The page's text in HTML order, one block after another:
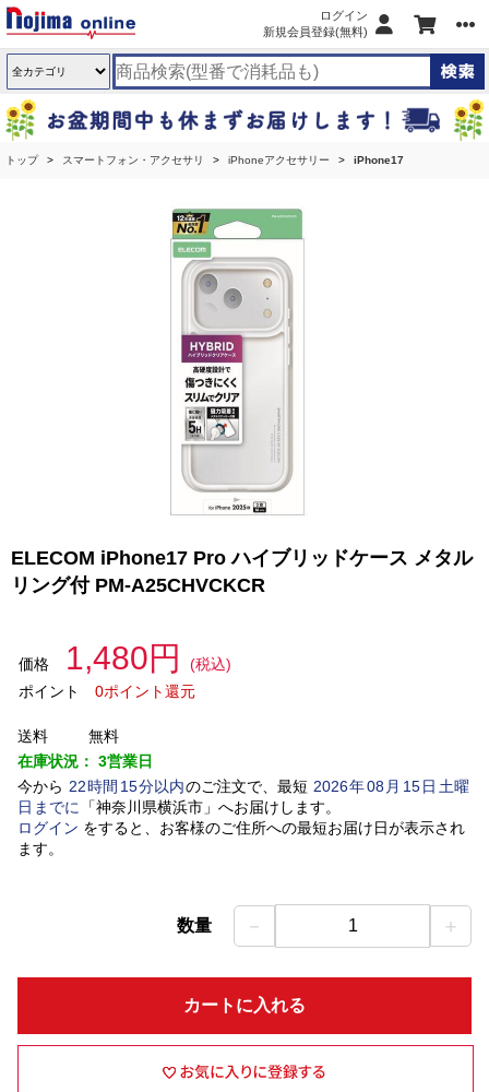
ログイン
新規会員登録(無料)
トップ スマートフォン・アクセサリ iPhoneアクセサリー iPhone17
ELECOM iPhone17 Pro ハイブリッドケース メタル
リング付 PM-A25CHVCKCR
価格 1,480円
(税込)
ポイント
0ポイント還元
送料
無料
在庫状況： 3営業日
今から 22時間 15分以内のご注文で、最短 2026年08 月 15日土曜
日 までに 「神奈川県横浜市」 へお届けします。
ログイン をすると、お客様のご住所への最短お届け日が表示され
ます。
数量 － 1 ＋
カートに入れる